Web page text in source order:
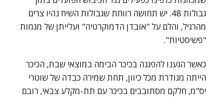
גבולות 48. יש תחושה רווחת שגבולות השיח נהיו צרים
מהרגיל, והלם על "אובדן הדמוקרטיה" ועלייתן של מגמות
"פשיסטיות".
כאשר הגענו להפגנה בכיכר הבימה במוצאי שבת, הכיכר
הייתה מגודרת מכל כיוון, תחת שמירה כבדה של שוטרי
יס"מ, חלקם מסתובבים בכיכר עם תת-מקלע צבאי, רובם